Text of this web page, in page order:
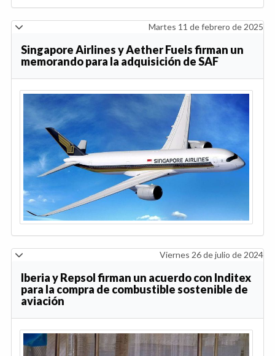
Martes 11 de febrero de 2025
Singapore Airlines y Aether Fuels firman un
memorando para la adquisición de SAF
Viernes 26 de julio de 2024
Iberia y Repsol firman un acuerdo con Inditex
para la compra de combustible sostenible de
aviación